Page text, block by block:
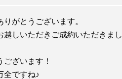
がとうございます。
越しいただきご成約いただきまし
ざいます！
全ですね♪